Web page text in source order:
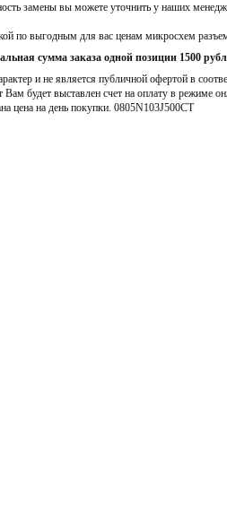
замены вы можете уточнить у наших
по выгодным для вас ценам микросхем
сумма заказа одной позиции 1500
и не является публичной офертой в
будет выставлен счет на оплату в режиме
цена на день покупки. 0805N103J500CT